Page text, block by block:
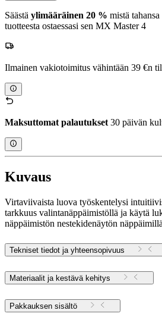
Säästä ylimääräinen 20 % mistä
tuotteesta ostaessasi sen MX Master 4
Ilmainen vakiotoimitus vähintään 39 €n
Maksuttomat palautukset30 päivän
Kuvaus
Virtaviivaista luova työskentelysi
tarkkuus valintanäppäimistöllä ja käytä
näppäimistön nestekidenäytön
Tekniset tiedot ja yhteensopivuus
Materiaalit ja kestävä kehitys
Pakkauksen sisältö